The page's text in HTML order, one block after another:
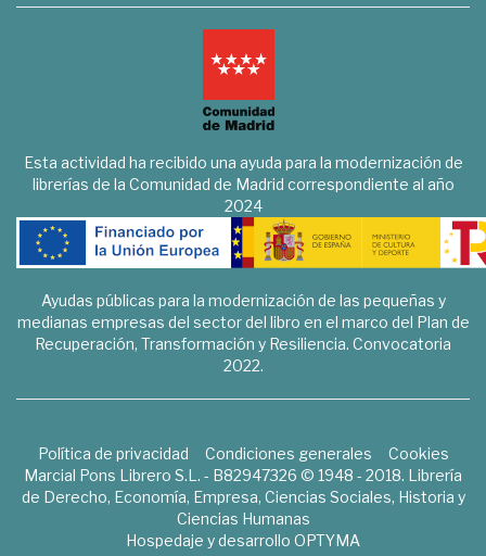
Esta actividad ha recibido una ayuda para la modernización de
librerías de la Comunidad de Madrid correspondiente al año
2024
Ayudas públicas para la modernización de las pequeñas y
medianas empresas del sector del libro en el marco del Plan de
Recuperación, Transformación y Resiliencia. Convocatoria
2022.
Política de privacidad Condiciones generales
Cookies
Marcial Pons Librero S.L. - B82947326 © 1948 - 2018. Librería
de Derecho, Economía, Empresa, Ciencias Sociales, Historia y
Ciencias Humanas
Hospedaje y desarrollo OPTYMA